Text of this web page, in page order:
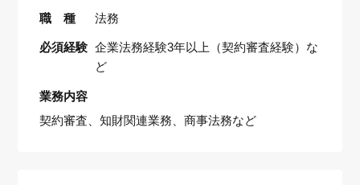
職 種 法務
必須経験 企業法務経験3年以上（契約審査経験）な
ど
業務内容
契約審査、知財関連業務、商事法務など